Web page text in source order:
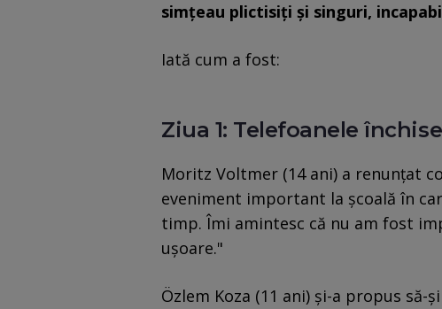
simțeau plictisiți și singuri,
Iată cum a fost:
Ziua 1: Telefoanele închise
Moritz Voltmer (14 ani) a renunțat
eveniment important la școală în
timp. Îmi amintesc că nu am fost
ușoare."
Özlem Koza (11 ani) și-a propus